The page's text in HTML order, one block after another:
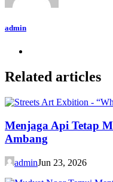
admin
Related articles
Menjaga Api Tetap
Ambang
adminJun 23, 2026